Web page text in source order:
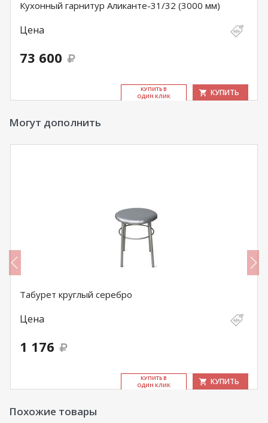
Кухонный гарнитур Аликанте-31/32 (3000 мм)
Цена
73 600
КУ­ПИТЬ В
ОДИН КЛИК
КУПИТЬ
Могут дополнить
Табурет круглый серебро
Цена
1 176
КУ­ПИТЬ В
ОДИН КЛИК
КУПИТЬ
Похожие товары